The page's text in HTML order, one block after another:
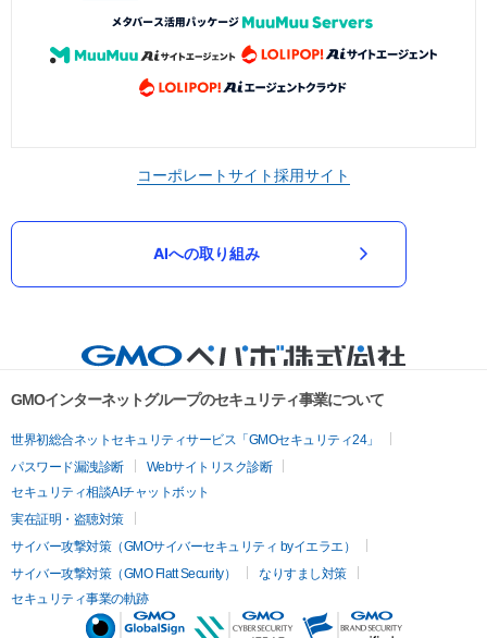
コーポレートサイト採用サイト
AIへの取り組み
GMOインターネットグループのセキュリティ事業について
世界初総合ネットセキュリティサービス「GMOセキュリティ24」
パスワード漏洩診断
Webサイトリスク診断
セキュリティ相談AIチャットボット
実在証明・盗聴対策
サイバー攻撃対策（GMOサイバーセキュリティ byイエラエ）
サイバー攻撃対策（GMO Flatt Security）
なりすまし対策
セキュリティ事業の軌跡